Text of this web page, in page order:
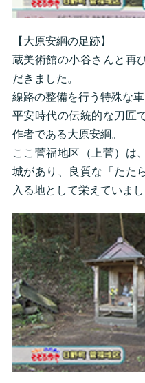
【大原安綱の足跡】
蔵美術館の小谷さんと再
だきました。
線路の整備を行う特殊な車
平安時代の伝統的な刀匠
作者である大原安綱。
ここ菅福地区（上菅）は
城があり、良質な「たた
入る地として栄えていまし